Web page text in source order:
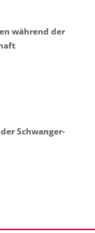
wäh­rend der
Schwan­ger­